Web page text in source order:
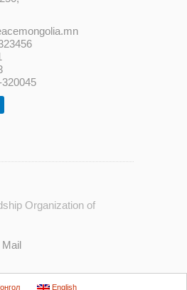
Organization of
Mail
English